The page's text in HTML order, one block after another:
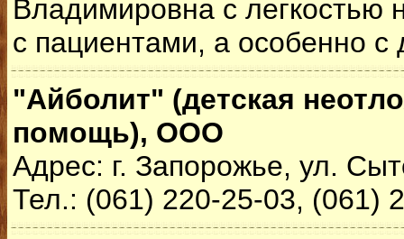
Владимировна с легкостью
с пациентами, а особенно с
"Айболит" (детская
помощь), ООО
Адрес: г. Запорожье, ул.
Тел.: (061) 220-25-03, (061)